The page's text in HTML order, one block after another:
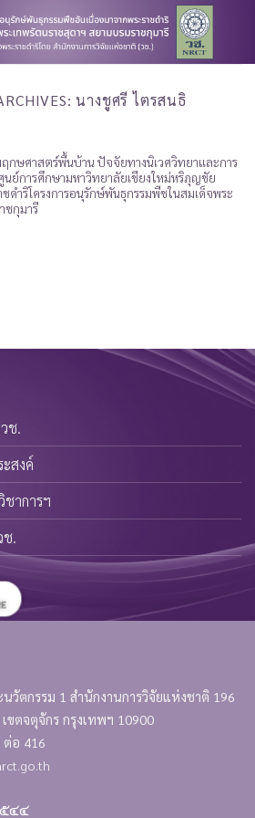
นางชูศรี ไตรสนธิ
กษศาสตร์พื้นบ้าน ปัจจัยทางนิเวศวิทยาและการ
ย์การศึกษามหาวิทยาลัยเชียงใหม่หริภุญชัย
ดำริโครงการอนุรักษ์พันธุกรรมพืชในสมเด็จพระ
ชกุมารี
ช.
สงค์
าการฯ
.
วัตกรรม 1 สำนักงานการวิจัยแห่งชาติ 196
ขตจตุจักร กรุงเทพฯ 10900
ต่อ 416
๔๔